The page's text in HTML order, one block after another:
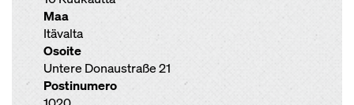
Maa
Itävalta
Osoite
Untere Donaustraße 21
Postinumero